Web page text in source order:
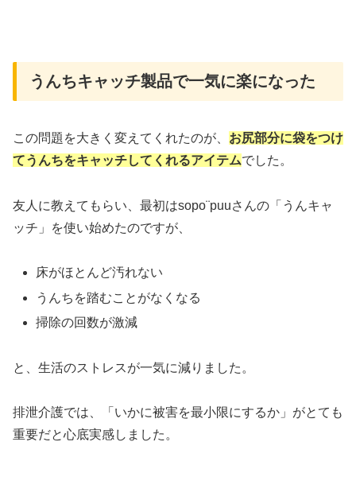
うんちキャッチ製品で一気に楽になった
この問題を大きく変えてくれたのが、 お尻部分に袋をつけ
てうんちをキャッチしてくれるアイテムでした。
友人に教えてもらい、最初はsopo¨puuさんの「うんキャ
ッチ」を使い始めたのですが、
床がほとんど汚れない
うんちを踏むことがなくなる
掃除の回数が激減
と、生活のストレスが一気に減りました。
排泄介護では、「いかに被害を最小限にするか」がとても
重要だと心底実感しました。